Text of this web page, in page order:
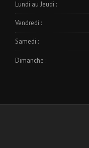
Lundi au Jeudi :
Vendredi :
Samedi :
Dimanche :